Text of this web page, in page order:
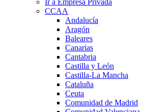
CCAA
Andalucía
Aragón
Baleares
Canarias
Cantabria
Castilla y León
Castilla-La Mancha
Cataluña
Ceuta
Comunidad de Madrid